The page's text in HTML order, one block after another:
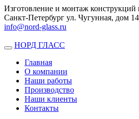
Изготовление и монтаж конструкций
Санкт-Петербург ул. Чугунная, дом 14
info@nord-glass.ru
Toggle
navigation
НОРД ГЛАСС
Главная
О компании
Наши работы
Производство
Наши клиенты
Контакты